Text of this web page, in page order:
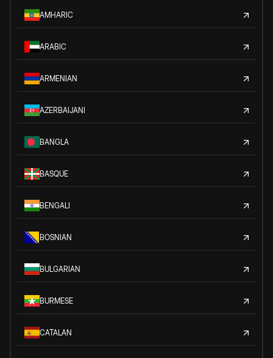
AMHARIC
ARABIC
ARMENIAN
AZERBAIJANI
BANGLA
BASQUE
BENGALI
BOSNIAN
BULGARIAN
BURMESE
CATALAN